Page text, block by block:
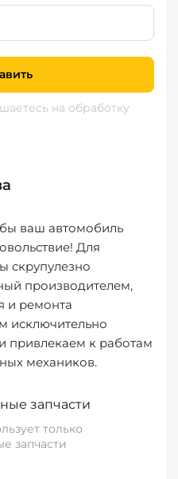
на обработку
ваш автомобиль
Для
скрупулезно
производителем,
и ремонта
исключительно
привлекаем к работам
механиков.
запчасти
только
запчасти